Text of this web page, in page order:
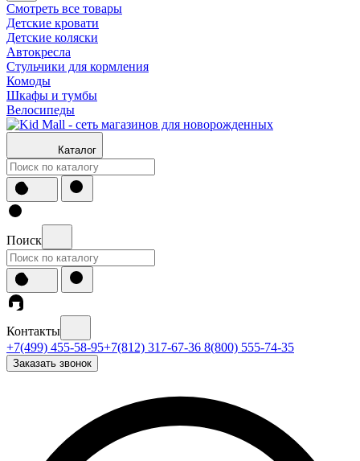
Смотреть все товары
Детские кровати
Детские коляски
Автокресла
Стульчики для кормления
Комоды
Шкафы и тумбы
Велосипеды
Каталог
Поиск
Контакты
+7(499) 455-58-95+7(812) 317-67-36 8(800) 555-74-35
Заказать звонок